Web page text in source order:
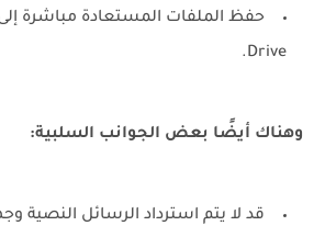
Drive.
وهناك أيضًا بعض الجوانب السلبية:
قد لا يتم استرداد الرسائل النصية